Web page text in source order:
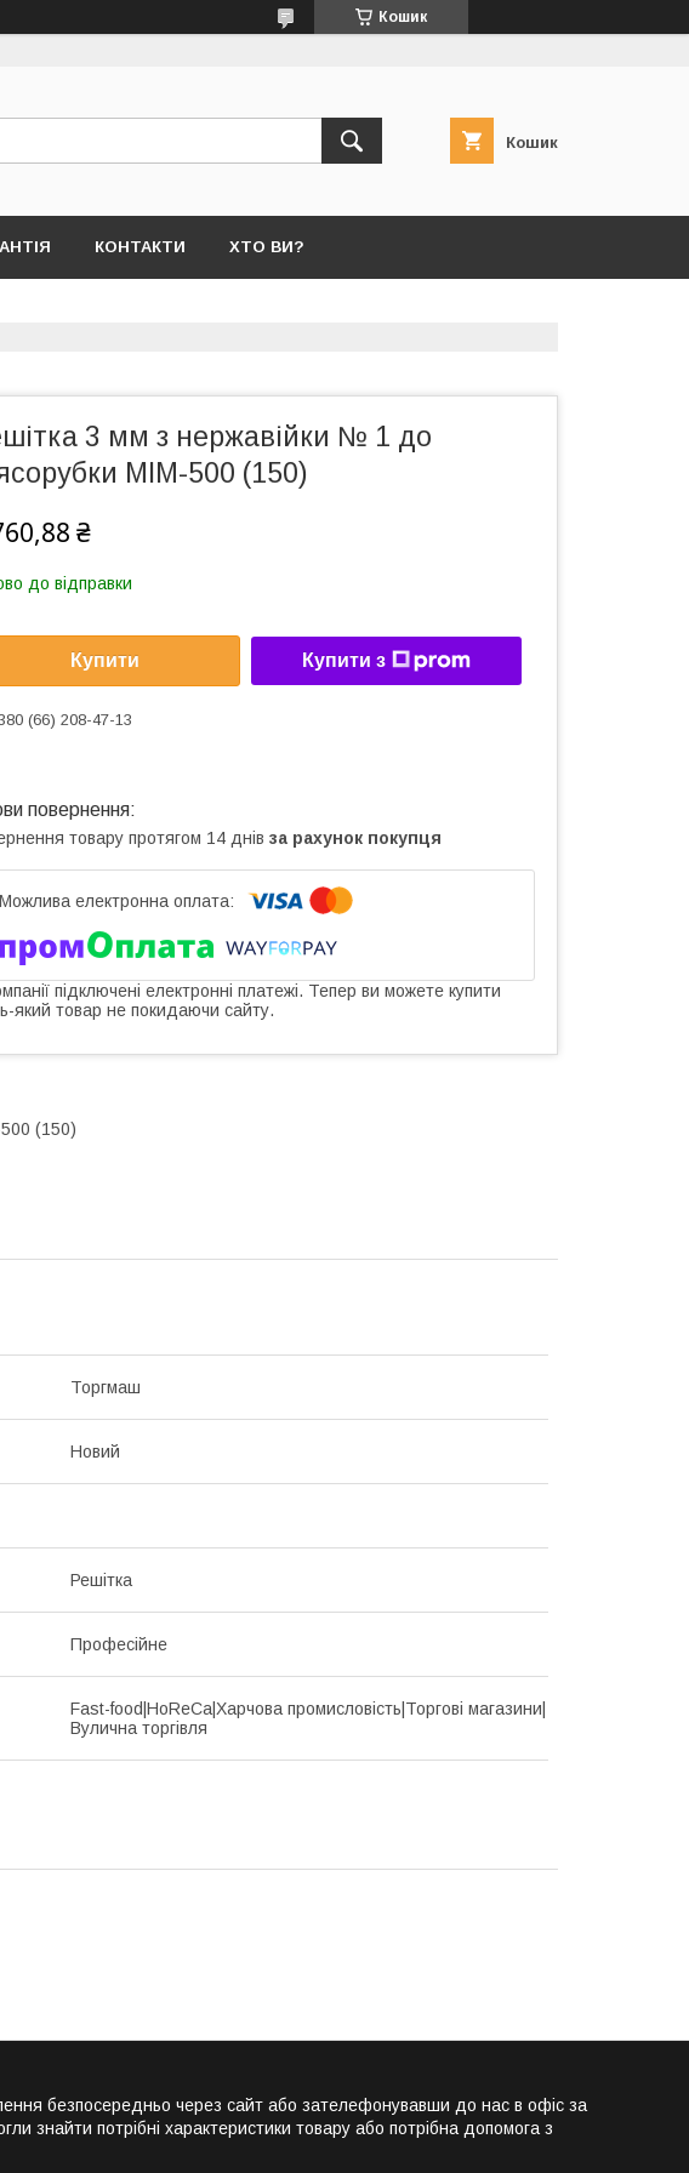
Кошик
Кошик
КОНТАКТИ ХТО ВИ?
3 мм з нержавійки № 1 до
МІМ-500 (150)
₴
до відправки
Купити Купити з
(66) 208-47-13
товару протягом 14 днів за рахунок покупця
підключені електронні платежі. Тепер ви можете купити
який товар не покидаючи сайту.
(150)
Торгмаш
Новий
Решітка
Професійне
Fast-food|HoReCa|Харчова промисловість|Торгові магазини|
Вулична торгівля
безпосередньо через сайт або зателефонувавши до нас в офіс за
знайти потрібні характеристики товару або потрібна допомога з